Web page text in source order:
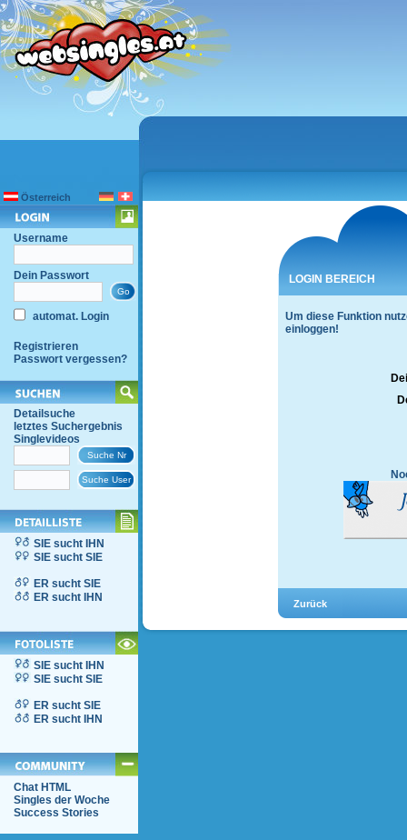
Österreich
Username
Dein Passwort
automat. Login
Registrieren
Passwort vergessen?
Detailsuche
letztes Suchergebnis
Singlevideos
SIE sucht IHN
SIE sucht SIE
ER sucht SIE
ER sucht IHN
SIE sucht IHN
SIE sucht SIE
ER sucht SIE
ER sucht IHN
Chat HTML
Singles der Woche
Success Stories
LOGIN BEREICH
Um diese Funktion
einloggen!